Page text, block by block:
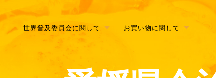
世界普及委員会に関して お買い物に関して